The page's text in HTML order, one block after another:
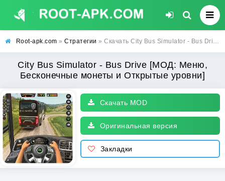
Root-apk.com » Стратегии » Скачать City Bus Simulator - Bus Drive [МОД: Меню, Бесконечные монеты и Открытые уровни] | Взлом City Bus Simulator - Bus Drive на Андроид
City Bus Simulator - Bus Drive [МОД: Меню,
Бесконечные монеты и Открытые уровни]
Скачать MOD
Оригинальная версия
Закладки